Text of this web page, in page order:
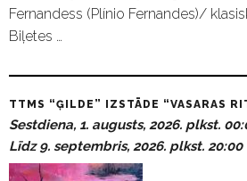
Fernandess (Plínio Fernandes)/
Biļetes …
TTMS “ĢILDE” IZSTĀDE “VASARAS
Sestdiena, 1. augusts, 2026. plkst.
Līdz 9. septembris, 2026. plkst. 20:00